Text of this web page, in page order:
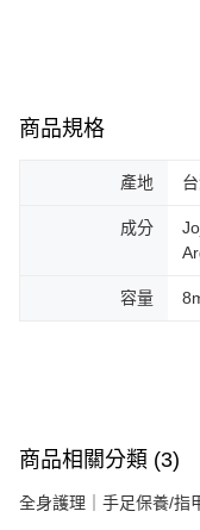
商品規格
產地
成分
容量
商品相關分類 (3)
全身護理｜手足保養/指